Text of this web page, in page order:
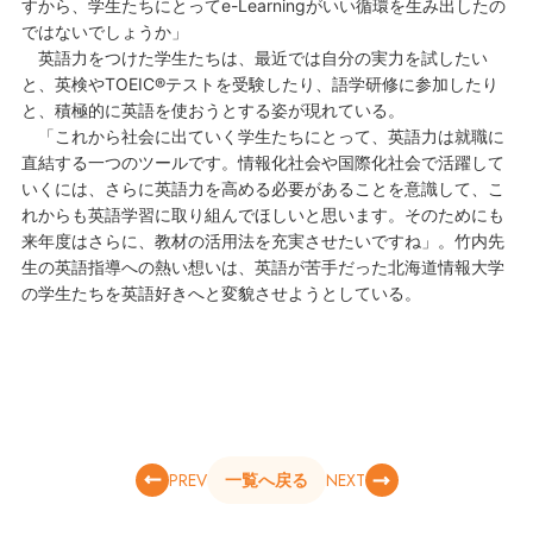
すから、学生たちにとってe-Learningがいい循環を生み出したの
ではないでしょうか」
英語力をつけた学生たちは、最近では自分の実力を試したい
と、英検やTOEIC®テストを受験したり、語学研修に参加したり
と、積極的に英語を使おうとする姿が現れている。
「これから社会に出ていく学生たちにとって、英語力は就職に
直結する一つのツールです。情報化社会や国際化社会で活躍して
いくには、さらに英語力を高める必要があることを意識して、こ
れからも英語学習に取り組んでほしいと思います。そのためにも
来年度はさらに、教材の活用法を充実させたいですね」。竹内先
生の英語指導への熱い想いは、英語が苦手だった北海道情報大学
の学生たちを英語好きへと変貌させようとしている。
PREV 一覧へ戻る NEXT